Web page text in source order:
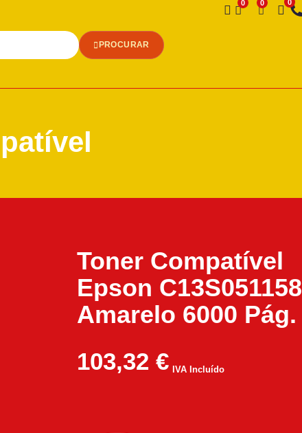
PROCURAR
Desejo
Toner Compatível
Epson C13S051158
Amarelo 6000 Pág.
103,32 € IVA Incluído